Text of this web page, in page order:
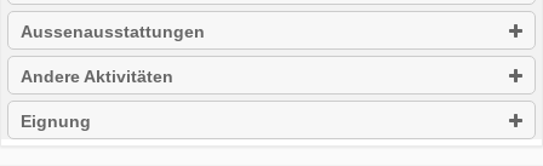
Aussenausstattungen
Andere Aktivitäten
Eignung